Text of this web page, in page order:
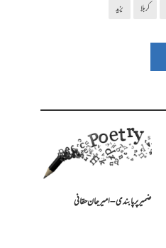
کربلا یزید
ضمیر پر پابندی – امیرجان حقانی